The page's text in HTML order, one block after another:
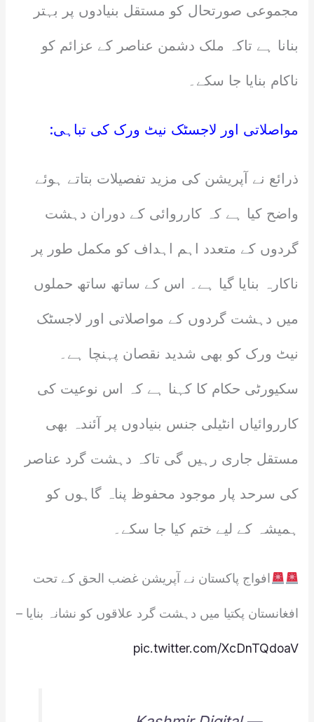
مجموعی صورتحال کو مستقل بنیادوں پر بہتر
بنانا ہے تاکہ ملک دشمن عناصر کے عزائم کو
ناکام بنایا جا سکے۔
مواصلاتی اور لاجسٹک نیٹ ورک کی تباہی:
ذرائع نے آپریشن کی مزید تفصیلات بتاتے ہوئے
واضح کیا ہے کہ کارروائی کے دوران دہشت
گردوں کے متعدد اہم اہداف کو مکمل طور پر
ناکارہ بنایا گیا ہے۔ اس کے ساتھ ساتھ حملوں
میں دہشت گردوں کے مواصلاتی اور لاجسٹک
نیٹ ورک کو بھی شدید نقصان پہنچا ہے۔
سکیورٹی حکام کا کہنا ہے کہ اس نوعیت کی
کارروائیاں انٹیلی جنس بنیادوں پر آئندہ بھی
مستقل جاری رہیں گی تاکہ دہشت گرد عناصر
کی سرحد پار موجود محفوظ پناہ گاہوں کو
ہمیشہ کے لیے ختم کیا جا سکے۔
افواج پاکستان نے آپریشن غضب الحق کے تحت
افغانستان پکتیا میں دہشت گرد علاقوں کو نشانہ بنایا –
pic.twitter.com/XcDnTQdoaV